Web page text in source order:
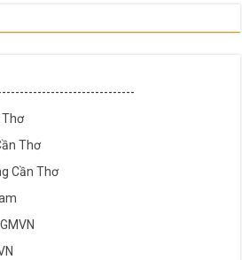
Thơ
Thơ
Cần Thơ